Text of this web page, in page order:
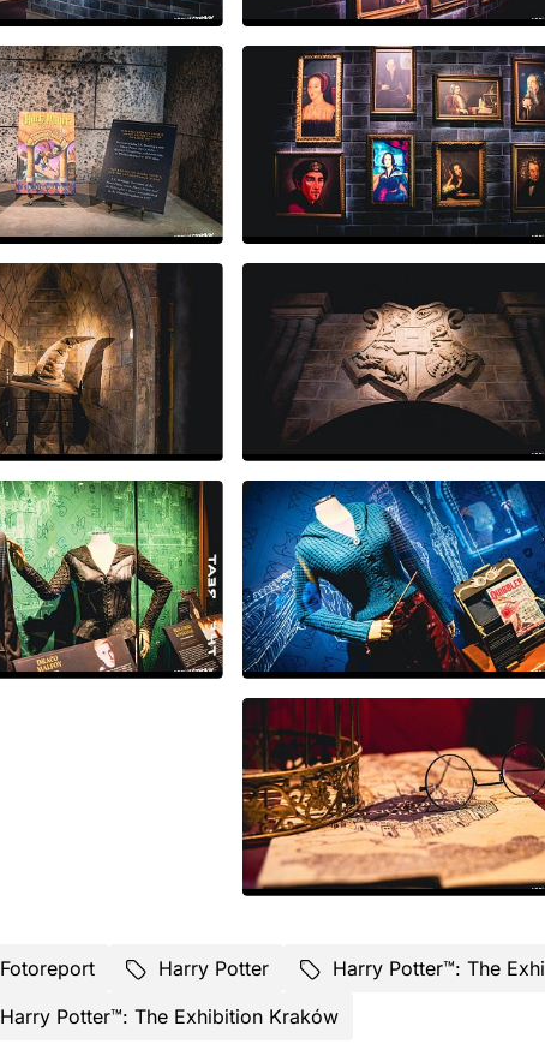
Fotoreport Harry Potter
Harry Potter™: The
Harry Potter™: The Exhibition Kraków